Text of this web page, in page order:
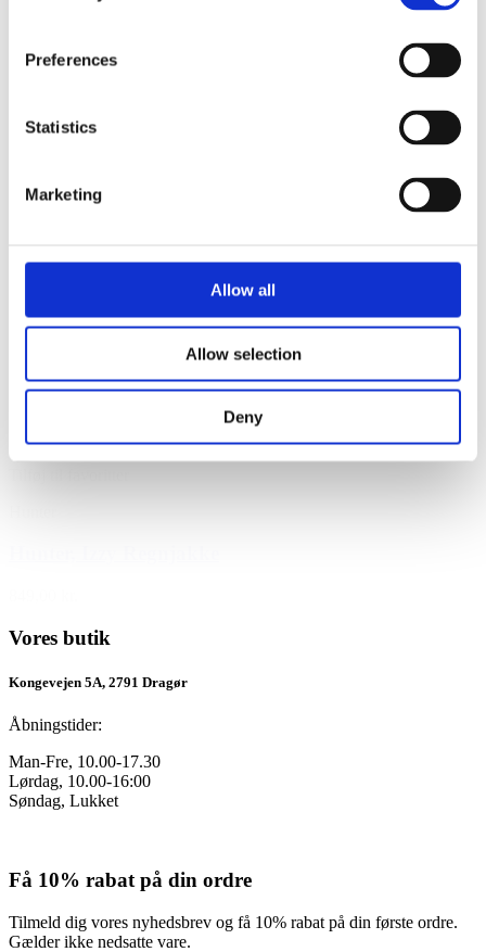
Preferences
Statistics
Marketing
Allow all
Allow selection
Deny
Vores butik
Kongevejen 5A, 2791 Dragør
Åbningstider:
Man-Fre, 10.00-17.30
Lørdag, 10.00-16:00
Søndag, Lukket
Få 10% rabat på din ordre
Tilmeld dig vores nyhedsbrev og få 10% rabat på din første ordre.
Gælder ikke nedsatte vare.